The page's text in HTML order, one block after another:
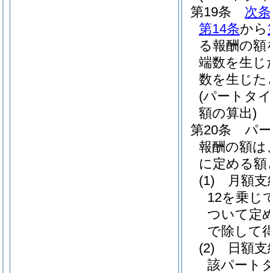
第19条
次
第14条から
る報酬の
端数を生
数を生じ
(パートタ
額の算出)
第20条
パ
報酬の額は
に定める
(1)
月額
12を乗じ
ついて定
で除して
(2)
日額
該パート